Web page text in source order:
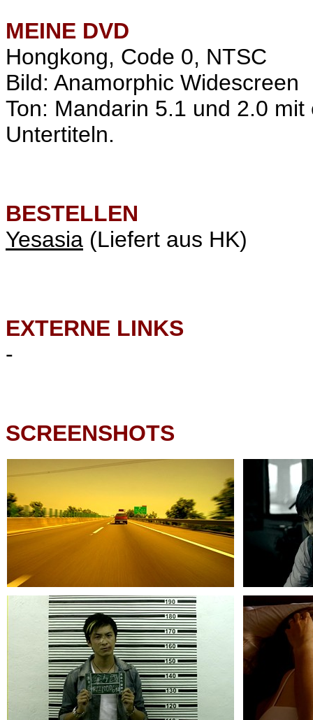
MEINE DVD
Hongkong, Code 0, NTSC
Bild: Anamorphic Widescreen
Ton: Mandarin 5.1 und 2.0
Untertiteln.
BESTELLEN
Yesasia (Liefert aus HK)
EXTERNE LINKS
-
SCREENSHOTS